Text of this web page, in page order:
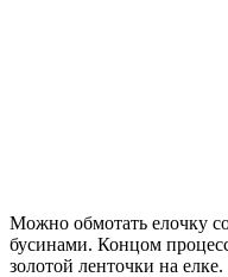
Можно обмотать елочку
бусинами. Концом
золотой ленточки на елке.